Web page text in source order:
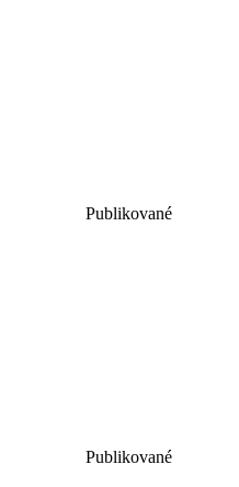
Publikované
Publikované